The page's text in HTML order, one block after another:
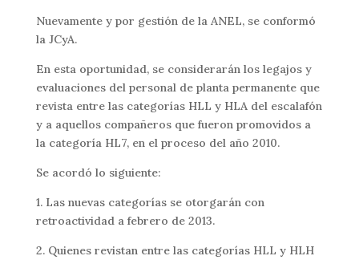
Nuevamente y por gestión de la ANEL, se conformó
la JCyA.
En esta oportunidad, se considerarán los legajos y
evaluaciones del personal de planta permanente que
revista entre las categorías HLL y HLA del escalafón
y a aquellos compañeros que fueron promovidos a
la categoría HL7, en el proceso del año 2010.
Se acordó lo siguiente:
1. Las nuevas categorías se otorgarán con
retroactividad a febrero de 2013.
2. Quienes revistan entre las categorías HLL y HLH